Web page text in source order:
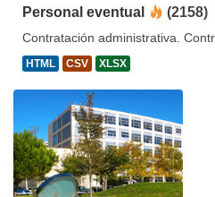
Personal eventual (2158)
Contratación administrativa.
HTML CSV XLSX